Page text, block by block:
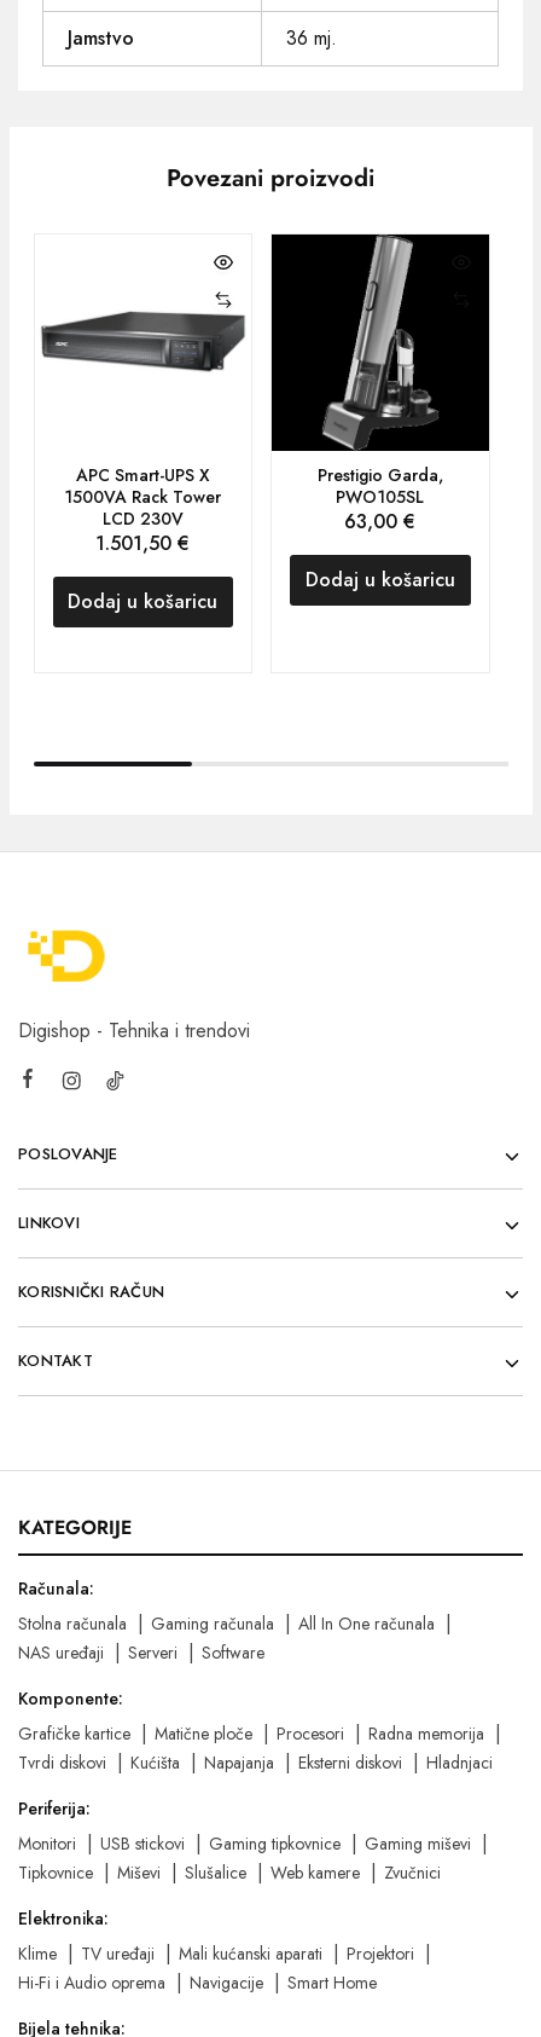
Jamstvo
36 mj.
Povezani proizvodi
APC Smart-UPS X
1500VA Rack Tower
LCD 230V
1.501,50€
Dodaj u košaricu
Prestigio Garda,
PWO105SL
63,00€
Dodaj u košaricu
Digishop - Tehnika i trendovi
POSLOVANJE
LINKOVI
KORISNIČKI RAČUN
KONTAKT
KATEGORIJE
Računala:
Stolna računala
Gaming računala
All In One računala
NAS uređaji
Serveri
Software
Komponente:
Grafičke kartice
Matične ploče Procesori
Radna memorija
Tvrdi diskovi
Kućišta Napajanja Eksterni diskovi
Hladnjaci
Periferija:
Monitori
USB stickovi Gaming tipkovnice
Gaming miševi
Tipkovnice
Miševi Slušalice Web kamere
Zvučnici
Elektronika:
Klime
TV uređaji Mali kućanski aparati
Projektori
Hi-Fi i Audio oprema
Navigacije
Smart Home
Bijela tehnika: